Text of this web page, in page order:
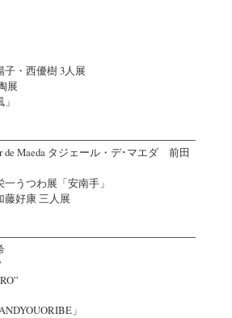
・西優樹 3人展
展
de Maeda タジェール・デ･マエダ 前田
一うつわ展「安南手」
藤好康 三人展
」